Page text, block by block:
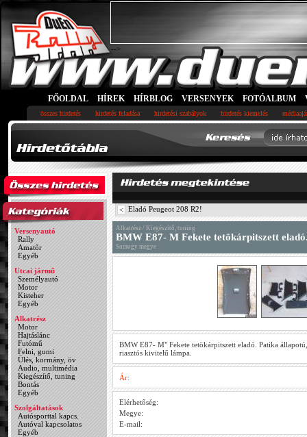
-->
FŐOLDAL HÍREK HÍRBLOG VERSENYEK FOTÓALBUM
összes hirdetés hirdetés feladása hirdetési szabályok hirdetés kiemelés
Versenyautó
Rally
Amatőr
Egyéb
Utcai jármű
Személyautó
Motor
Kisteher
Egyéb
Alkatrész
Motor
Hajtáslánc
Futómű
Felni, gumi
Ülés, kormány, öv
Audio, multimédia
Kiegészítő, tuning
Bontás
Egyéb
Szolgáltatások
Autósporttal kapcs.
Autóval kapcsolatos
Egyéb
< Eladó Peugeot 208 R2!
Alkatrész / Kiegészítő, tuning
BMW E87- M Fekete tetökárpitszett
Somogy megye
BMW E87- M" Fekete tetökárpitszett eladó. Patika
riasztós kivitelű lámpa.
Ár:
Elérhetőség:
Megye:
E-mail: